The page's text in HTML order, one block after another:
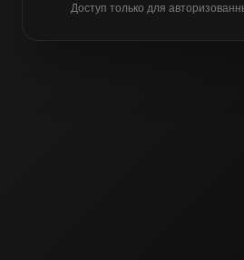
Доступ только для